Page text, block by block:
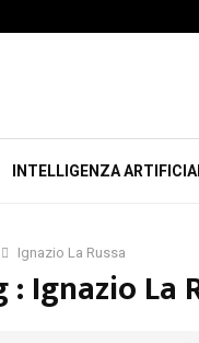
INTELLIGENZA
Ignazio La Russa
: Ignazio La